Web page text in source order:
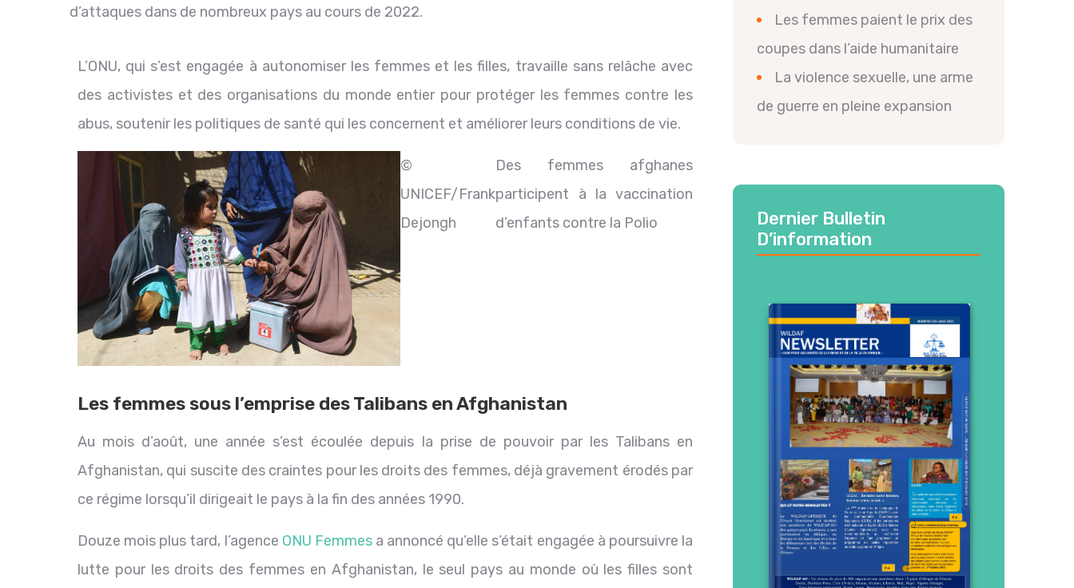
d’attaques dans de nombreux pays au cours de 2022.
L’ONU, qui s’est engagée à autonomiser les femmes et les filles, travaille sans relâche avec
des activistes et des organisations du monde entier pour protéger les femmes contre les
abus, soutenir les politiques de santé qui les concernent et améliorer leurs conditions de vie.
©
UNICEF/Frank
Dejongh
Des femmes afghanes
participent à la vaccination
d’enfants contre la Polio
Les femmes sous l’emprise des Talibans en Afghanistan
Au mois d’août, une année s’est écoulée depuis la prise de pouvoir par les Talibans en
Afghanistan, qui suscite des craintes pour les droits des femmes, déjà gravement érodés par
ce régime lorsqu’il dirigeait le pays à la fin des années 1990.
Douze mois plus tard, l’agence ONU Femmesa annoncé qu’elle s’était engagée à poursuivre la
lutte pour les droits des femmes en Afghanistan, le seul pays au monde où les filles sont
Les femmes paient le prix des
coupes dans l’aide humanitaire
La violence sexuelle, une arme
de guerre en pleine expansion
Dernier Bulletin
D’information